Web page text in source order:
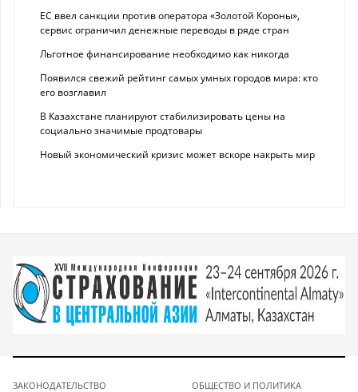
ЕС ввел санкции против оператора «Золотой Короны»,
сервис ограничил денежные переводы в ряде стран
Льготное финансирование необходимо как никогда
Появился свежий рейтинг самых умных городов мира: кто
его возглавил
В Казахстане планируют стабилизировать цены на
социально значимые продтовары
Новый экономический кризис может вскоре накрыть мир
ЗАКОНОДАТЕЛЬСТВО
ОБЩЕСТВО И ПОЛИТИКА